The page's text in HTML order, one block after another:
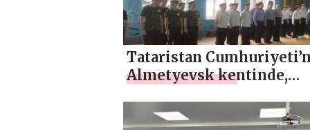
Tataristan
Almetyevsk kentinde,
Muhafızları’nın